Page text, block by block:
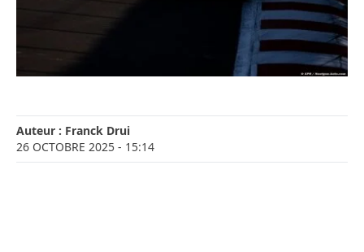
Auteur : Franck Drui
26 OCTOBRE 2025 - 15:14